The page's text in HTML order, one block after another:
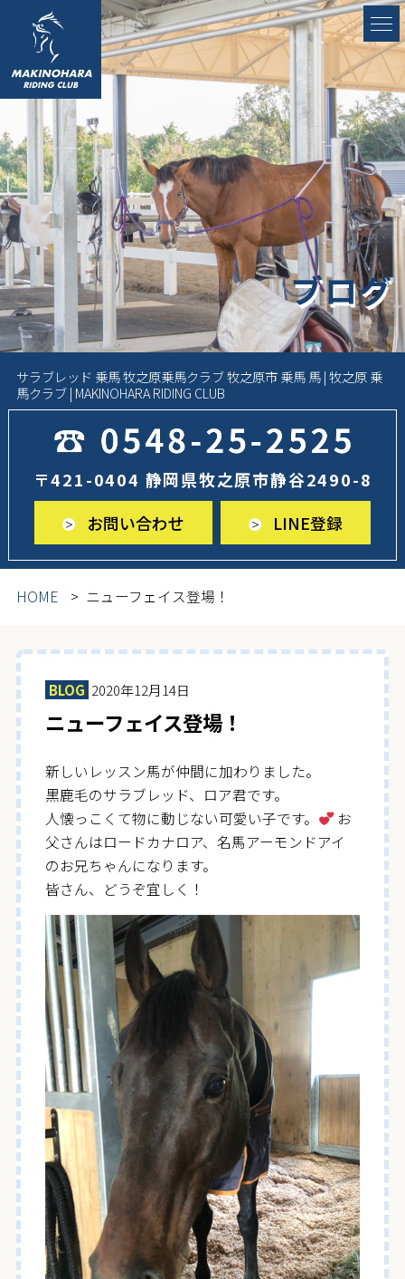
ブログ
サラブレッド 乗馬 牧之原乗馬クラブ 牧之原市 乗馬 馬 | 牧之原 乗
馬クラブ | MAKINOHARA RIDING CLUB
〒421-0404 静岡県牧之原市静谷2490-8
お問い合わせ
LINE登録
HOME ニューフェイス登場！
BLOG 2020年12月14日
ニューフェイス登場！
新しいレッスン馬が仲間に加わりました。
黒鹿毛のサラブレッド、ロア君です。
人懐っこくて物に動じない可愛い子です。
お
父さんはロードカナロア、名馬アーモンドアイ
のお兄ちゃんになります。
皆さん、どうぞ宜しく！